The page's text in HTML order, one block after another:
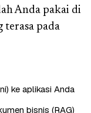
Anda pakai di
terasa pada
ke aplikasi Anda
bisnis (RAG)